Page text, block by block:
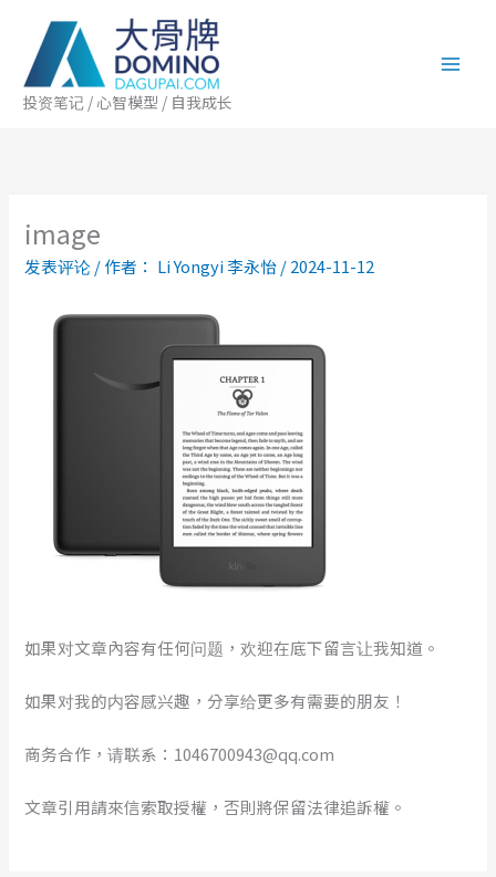
投资笔记 / 心智模型 / 自我成长
image
发表评论/ 作者： Li Yongyi 李永怡/2024-11-12
如果对文章內容有任何问题，欢迎在底下留言让我知道。
如果对我的内容感兴趣，分享给更多有需要的朋友！
商务合作，请联系：1046700943@qq.com
文章引用請來信索取授權，否則將保留法律追訴權。